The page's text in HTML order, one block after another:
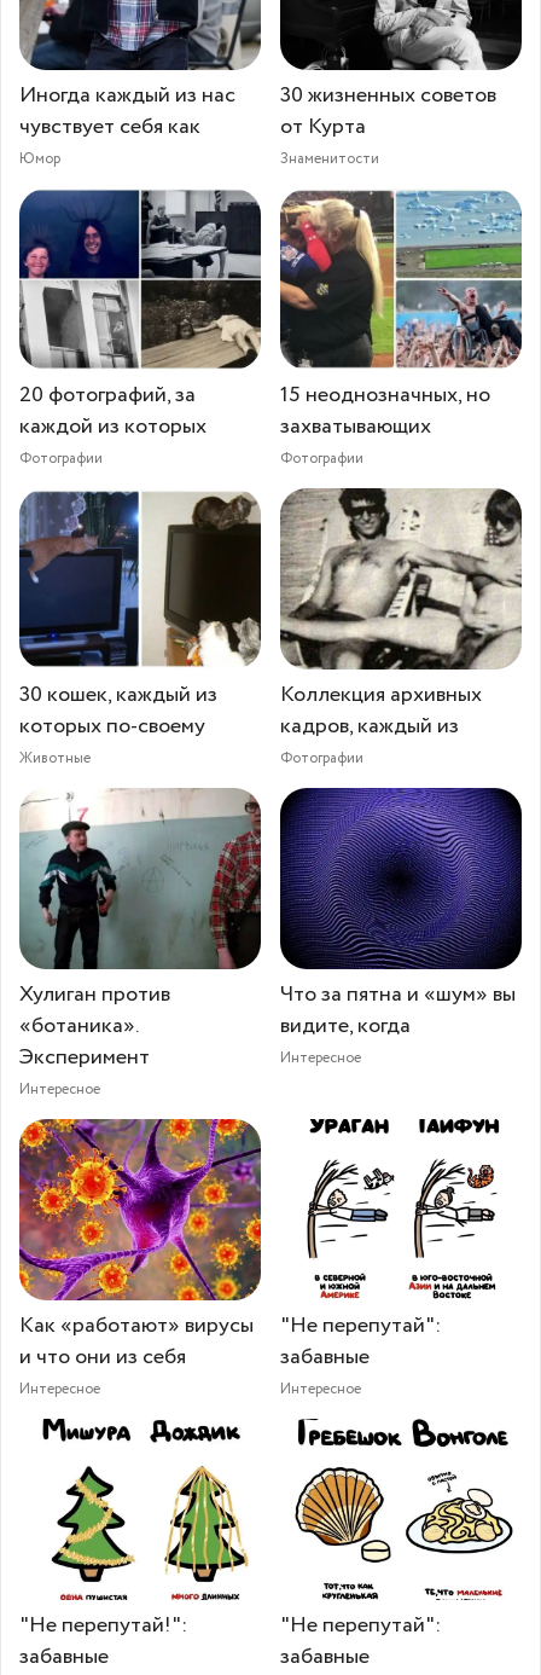
Иногда каждый из нас
чувствует себя как
Юмор
30 жизненных советов
от Курта
Знаменитости
20 фотографий, за
каждой из которых
Фотографии
15 неоднозначных, но
захватывающих
Фотографии
30 кошек, каждый из
которых по-своему
Животные
Коллекция архивных
кадров, каждый из
Фотографии
Хулиган против
«ботаника».
Эксперимент
Интересное
Что за пятна и «шум» вы
видите, когда
Интересное
Как «работают» вирусы
и что они из себя
Интересное
"Не перепутай":
забавные
Интересное
"Не перепутай!":
забавные
"Не перепутай":
забавные